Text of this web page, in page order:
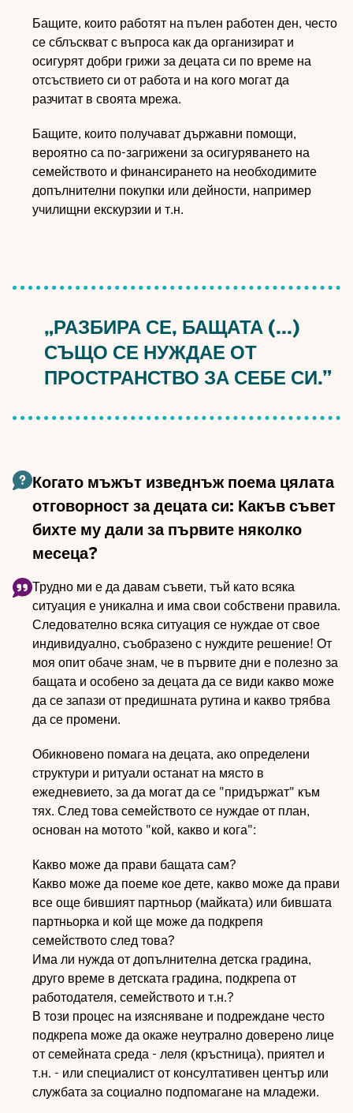
Бащите, които работят на пълен работен ден, често
се сблъскват с въпроса как да организират и
осигурят добри грижи за децата си по време на
отсъствието си от работа и на кого могат да
разчитат в своята мрежа.
Бащите, които получават държавни помощи,
вероятно са по-загрижени за осигуряването на
семейството и финансирането на необходимите
допълнителни покупки или дейности, например
училищни екскурзии и т.н.
„РАЗБИРА СЕ, БАЩАТА (...)
СЪЩО СЕ НУЖДАЕ ОТ
ПРОСТРАНСТВО ЗА СЕБЕ СИ.”
Когато мъжът изведнъж поема цялата
отговорност за децата си: Какъв съвет
бихте му дали за първите няколко
месеца?
Трудно ми е да давам съвети, тъй като всяка
ситуация е уникална и има свои собствени правила.
Следователно всяка ситуация се нуждае от свое
индивидуално, съобразено с нуждите решение! От
моя опит обаче знам, че в първите дни е полезно за
бащата и особено за децата да се види какво може
да се запази от предишната рутина и какво трябва
да се промени.
Обикновено помага на децата, ако определени
структури и ритуали останат на място в
ежедневието, за да могат да се "придържат" към
тях. След това семейството се нуждае от план,
основан на мотото "кой, какво и кога":
Какво може да прави бащата сам?
Какво може да поеме кое дете, какво може да прави
все още бившият партньор (майката) или бившата
партньорка и кой ще може да подкрепя
семейството след това?
Има ли нужда от допълнителна детска градина,
друго време в детската градина, подкрепа от
работодателя, семейството и т.н.?
В този процес на изясняване и подреждане често
подкрепа може да окаже неутрално доверено лице
от семейната среда - леля (кръстница), приятел и
т.н. - или специалист от консултативен център или
службата за социално подпомагане на младежи.